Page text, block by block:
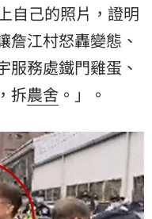
自己的照片，證明
詹江村怒轟變態、
服務處鐵門雞蛋、
拆農舍 。」。